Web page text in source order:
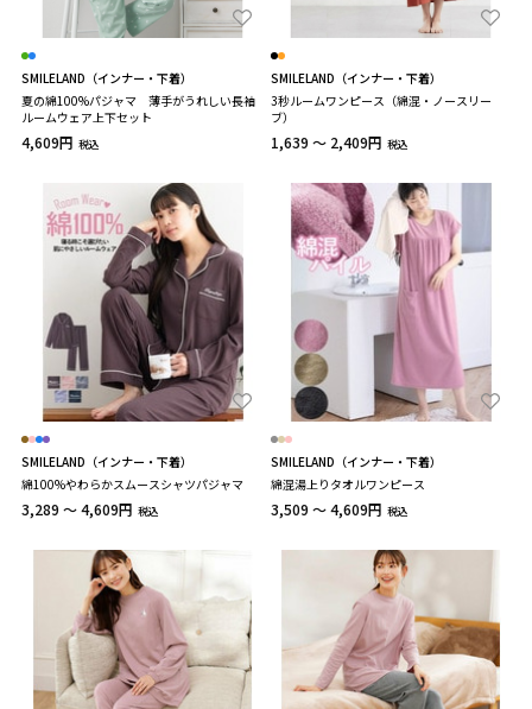
SMILELAND（インナー・下着）
夏の綿100%パジャマ 薄手がうれしい長袖
ルームウェア上下セット
4,609円 税込
SMILELAND（インナー・下着）
3秒ルームワンピース（綿混・ノースリー
ブ）
1,639 ～ 2,409円 税込
SMILELAND（インナー・下着）
綿100%やわらかスムースシャツパジャマ
3,289 ～ 4,609円 税込
SMILELAND（インナー・下着）
綿混湯上りタオルワンピース
3,509 ～ 4,609円 税込